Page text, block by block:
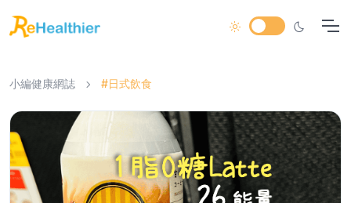
小編健康網誌 #日式飲食